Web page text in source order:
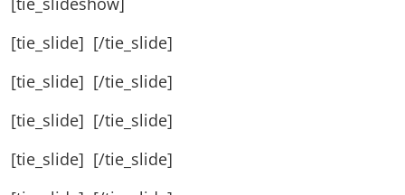
[tie_slide] [/tie_slide]
[tie_slide] [/tie_slide]
[tie_slide] [/tie_slide]
[tie_slide] [/tie_slide]